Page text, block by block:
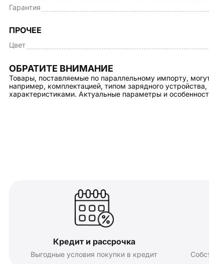
Гарантия
ПРОЧЕЕ
Цвет
ОБРАТИТЕ ВНИМАНИЕ
Товары, поставляемые по параллельному импорту,
например, комплектацией, типом зарядного
характеристиками. Актуальные параметры и
Кредит и рассрочка
Выгодные условия покупки в кредит